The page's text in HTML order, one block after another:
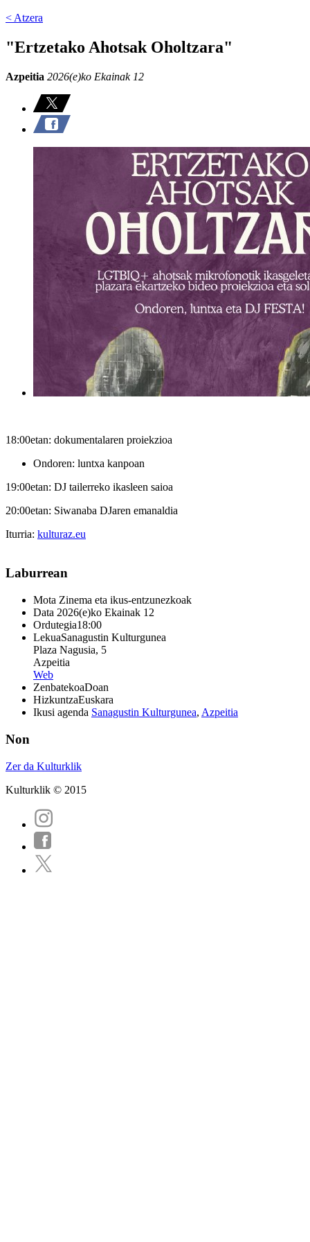
< Atzera
"Ertzetako Ahotsak Oholtzara"
Azpeitia 2026(e)ko Ekainak 12
18:00etan: dokumentalaren proiekzioa
Ondoren: luntxa kanpoan
19:00etan: DJ tailerreko ikasleen saioa
20:00etan: Siwanaba DJaren emanaldia
Iturria: kulturaz.eu
Laburrean
Mota Zinema eta ikus-entzunezkoak
Data 2026(e)ko Ekainak 12
Ordutegia18:00
LekuaSanagustin Kulturgunea
Plaza Nagusia, 5
Azpeitia
Web
ZenbatekoaDoan
HizkuntzaEuskara
Ikusi agenda Sanagustin Kulturgunea, Azpeitia
Non
Zer da Kulturklik
Kulturklik © 2015